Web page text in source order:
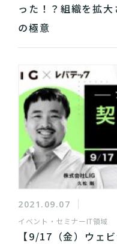
った！？組織を拡
の極意
2021.09.07
イベント・セミナーIT領域
【9/17（金）ウェ